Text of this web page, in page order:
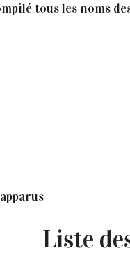
tous les noms
Liste